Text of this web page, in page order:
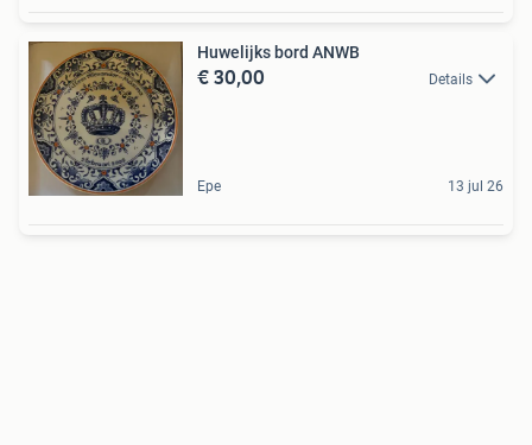
Huwelijks bord ANWB
€ 30,00 Details
Epe 13 jul 26